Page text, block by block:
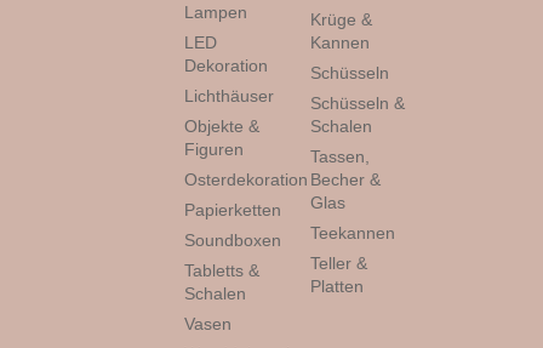
Lampen
LED
Dekoration
Lichthäuser
Objekte &
Figuren
Osterdekoration
Papierketten
Soundboxen
Tabletts &
Schalen
Vasen
Krüge &
Kannen
Schüsseln
Schüsseln &
Schalen
Tassen,
Becher &
Glas
Teekannen
Teller &
Platten